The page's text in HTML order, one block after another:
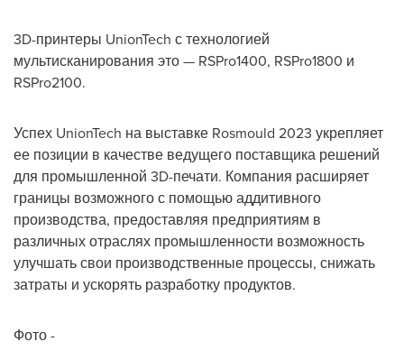
3D-принтеры UnionTech с технологией
мультисканирования это — RSPro1400, RSPro1800 и
RSPro2100.
Успех UnionTech на выставке Rosmould 2023 укрепляет
ее позиции в качестве ведущего поставщика решений
для промышленной 3D-печати. Компания расширяет
границы возможного с помощью аддитивного
производства, предоставляя предприятиям в
различных отраслях промышленности возможность
улучшать свои производственные процессы, снижать
затраты и ускорять разработку продуктов.
Фото -